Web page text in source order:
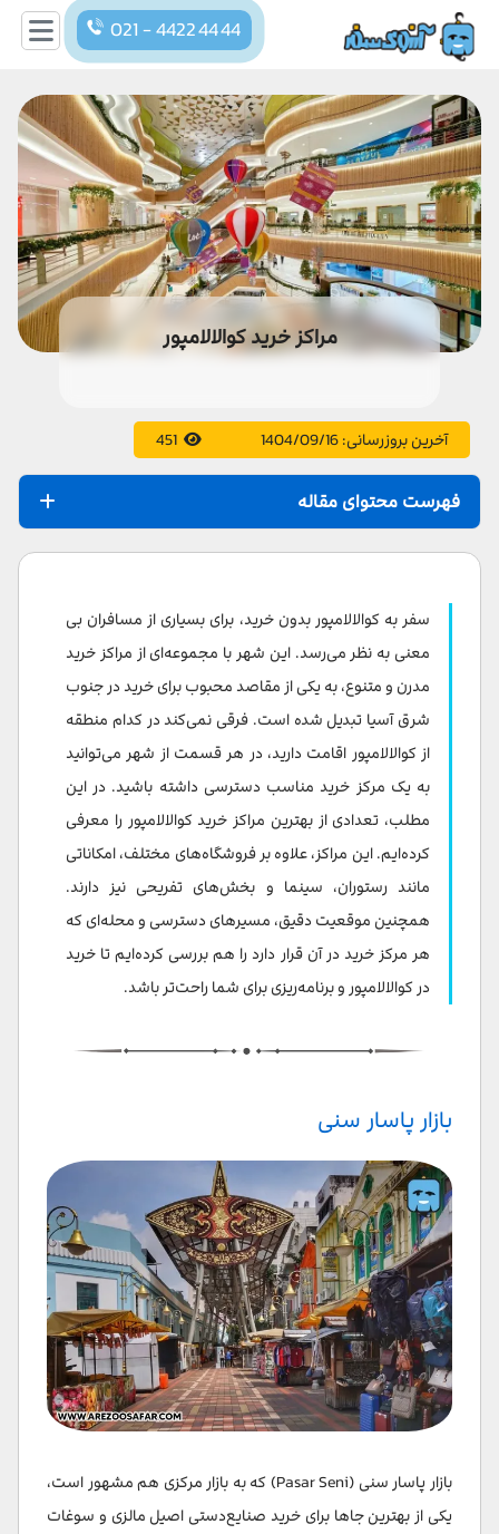
021 - 4422 44 44
مراکز خرید کوالالامپور
آخرین بروزرسانی:1404/09/16
فهرست محتوای مقاله
بازار پاسار سنی
مرکز خرید سوریا کی ال سی سی
مرکز خرید استارهیل گالری
مرکز خرید سونگی وانگ پلاز
مرکز خرید مگامال مید ولی
مرکز خرید برجایا تایمز اسکوئر
مرکز خرید لالاپورت بوکیت بینتانگ
مرکز خرید پیاده رو کوالالامپور
سفر به کوالالامپور بدون خرید، برای بسیاری از مسافران بی
معنی به نظر می‌رسد. این شهر با مجموعه‌ای از مراکز خرید
مدرن و متنوع، به یکی از مقاصد محبوب برای خرید در جنوب
شرق آسیا تبدیل شده است. فرقی نمی‌کند در کدام منطقه
از کوالالامپور اقامت دارید، در هر قسمت از شهر می‌توانید
به یک مرکز خرید مناسب دسترسی داشته باشید. در این
مطلب، تعدادی از بهترین مراکز خرید کوالالامپور را معرفی
کرده‌ایم. این مراکز، علاوه بر فروشگاه‌های مختلف، امکاناتی
مانند رستوران، سینما و بخش‌های تفریحی نیز دارند.
همچنین موقعیت دقیق، مسیرهای دسترسی و محله‌ای که
هر مرکز خرید در آن قرار دارد را هم بررسی کرده‌ایم تا خرید
در کوالالامپور و برنامه‌ریزی برای شما راحت‌تر باشد.
بازار پاسار سنی
بازار پاسار سنی (Pasar Seni) که به بازار مرکزی هم مشهور است،
یکی از بهترین جاها برای خرید صنایع‌دستی اصیل مالزی و سوغات